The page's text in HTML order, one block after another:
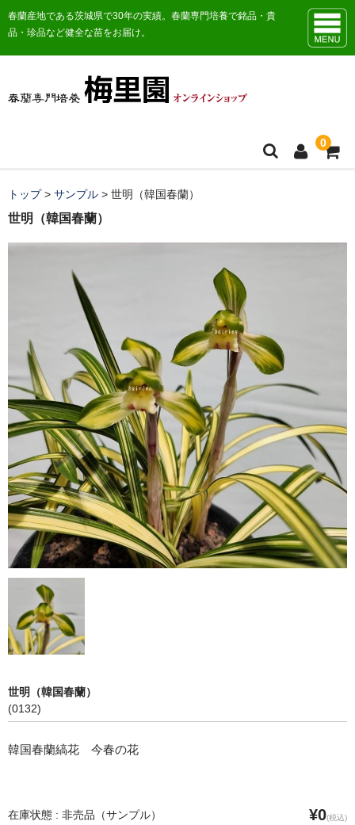
春蘭産地である茨城県で30年の実績。春蘭専門培養で銘品・貴
品・珍品など健全な苗をお届け。
0
トップ
お知らせ
おすすめ商品
日本春蘭花物
日本春蘭柄物
韓国春蘭花物
韓国春蘭柄物
中国蘭
鉢（黒楽鉢・錦鉢）
園芸資材
サンプル品
ショップ案内
注文ガイド/支払方法
お問い合わせ
Instagram
トップ> サンプル > 世明（韓国春蘭）
世明（韓国春蘭）
世明（韓国春蘭）
(0132)
韓国春蘭縞花 今春の花
在庫状態 : 非売品（サンプル） ¥0(税込)